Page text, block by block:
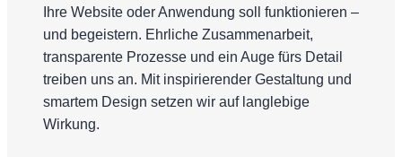
Ihre Website oder Anwendung soll funktionieren –
und begeistern. Ehrliche Zusammenarbeit,
transparente Prozesse und ein Auge fürs Detail
treiben uns an. Mit inspirierender Gestaltung und
smartem Design setzen wir auf langlebige
Wirkung.